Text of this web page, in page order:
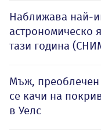
Наближава най-
астрономическо
тази година
Мъж, преоблечен
се качи на
в Уелс